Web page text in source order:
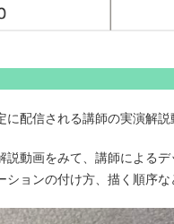
配信される講師の実演解説
動画をみて、講師による
ョンの付け方、描く順序な